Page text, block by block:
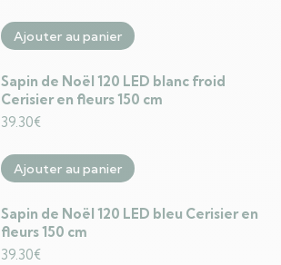
Ajouter au panier
Sapin de Noël 120 LED blanc froid
Cerisier en fleurs 150 cm
39.30€
Ajouter au panier
Sapin de Noël 120 LED bleu Cerisier en
fleurs 150 cm
39.30€